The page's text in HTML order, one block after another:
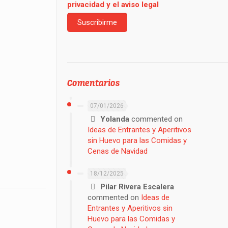
privacidad y el aviso legal
Comentarios
07/01/2026
Yolandacommented on
Ideas de Entrantes y Aperitivos
sin Huevo para las Comidas y
Cenas de Navidad
18/12/2025
Pilar Rivera Escalera
commented on Ideas de
Entrantes y Aperitivos sin
Huevo para las Comidas y